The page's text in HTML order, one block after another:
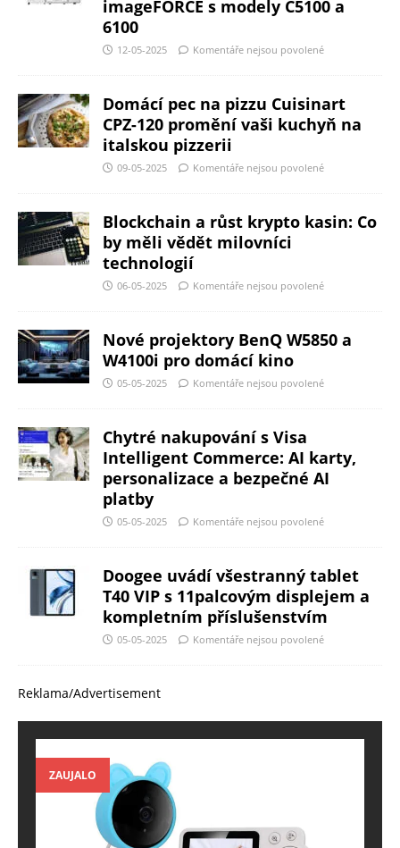
imageFORCE s modely C5100 a
6100
12-05-2025 Komentáře nejsou povolené
Domácí pec na pizzu Cuisinart
CPZ-120 promění vaši kuchyň na
italskou pizzerii
09-05-2025 Komentáře nejsou povolené
Blockchain a růst krypto kasin: Co
by měli vědět milovníci
technologií
06-05-2025 Komentáře nejsou povolené
Nové projektory BenQ W5850 a
W4100i pro domácí kino
05-05-2025 Komentáře nejsou povolené
Chytré nakupování s Visa
Intelligent Commerce: AI karty,
personalizace a bezpečné AI
platby
05-05-2025 Komentáře nejsou povolené
Doogee uvádí všestranný tablet
T40 VIP s 11palcovým displejem a
kompletním příslušenstvím
05-05-2025 Komentáře nejsou povolené
Reklama/Advertisement
ZAUJALO